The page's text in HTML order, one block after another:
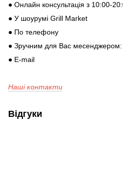
● Онлайн консультація з 10:00-
● У шоурумі Grill Market
● По телефону
● Зручним для Вас
● E-mail
Наші контакти
Відгуки